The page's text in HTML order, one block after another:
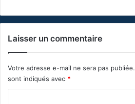
Laisser un commentaire
Votre adresse e-mail ne sera pas publiée.
sont indiqués avec *